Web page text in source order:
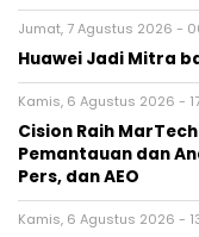
Jumat, 7 Agustus 2026 -
Huawei Jadi Mitra
Kamis, 6 Agustus 2026 -
Cision Raih
Pemantauan dan
Pers, dan AEO
Kamis, 6 Agustus 2026 -